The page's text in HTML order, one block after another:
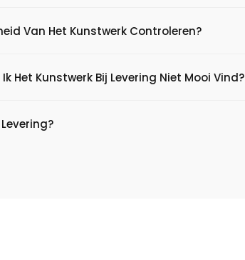
Van Het Kunstwerk Controleren?
Het Kunstwerk Bij Levering Niet Mooi Vind?